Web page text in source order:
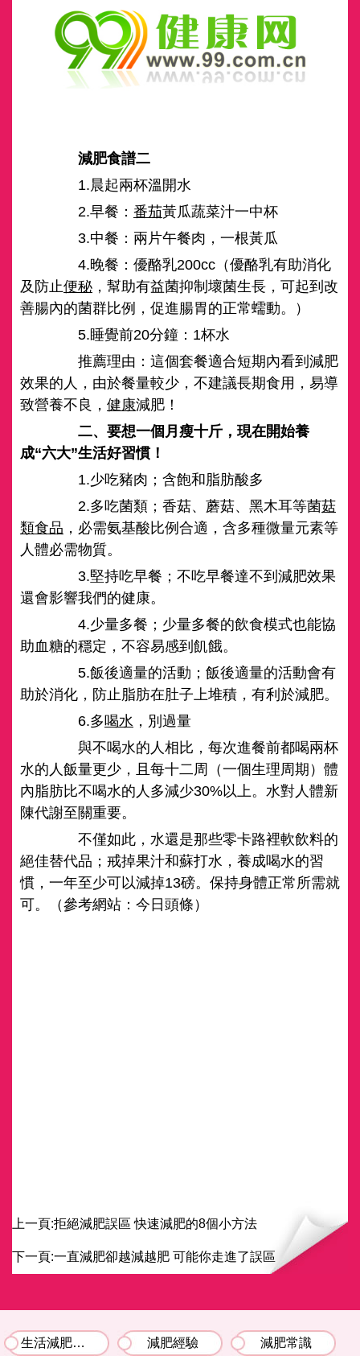
減肥食譜二
1.晨起兩杯溫開水
2.早餐： 番茄黃瓜蔬菜汁一中杯
3.中餐：兩片午餐肉，一根黃瓜
4.晚餐：優酪乳200cc（優酪乳有助消化
及防止便秘 ，幫助有益菌抑制壞菌生長，可起到改
善腸內的菌群比例，促進腸胃的正常蠕動。）
5.睡覺前20分鐘：1杯水
推薦理由：這個套餐適合短期內看到減肥
效果的人，由於餐量較少，不建議長期食用，易導
致營養不良， 健康減肥！
二、要想一個月瘦十斤，現在開始養
成“六大”生活好習慣！
1.少吃豬肉；含飽和脂肪酸多
2.多吃菌類；香菇、蘑菇、黑木耳等菌菇
類食品 ，必需氨基酸比例合適，含多種微量元素等
人體必需物質。
3.堅持吃早餐；不吃早餐達不到減肥效果
還會影響我們的健康。
4.少量多餐；少量多餐的飲食模式也能協
助血糖的穩定，不容易感到飢餓。
5.飯後適量的活動；飯後適量的活動會有
助於消化，防止脂肪在肚子上堆積，有利於減肥。
6.多喝水 ，別過量
與不喝水的人相比，每次進餐前都喝兩杯
水的人飯量更少，且每十二周（一個生理周期）體
內脂肪比不喝水的人多減少30%以上。水對人體新
陳代謝至關重要。
不僅如此，水還是那些零卡路裡軟飲料的
絕佳替代品；戒掉果汁和蘇打水，養成喝水的習
慣，一年至少可以減掉13磅。保持身體正常所需就
可。（參考網站：今日頭條）
上一頁:拒絕減肥誤區 快速減肥的8個小方法
下一頁:一直減肥卻越減越肥 可能你走進了誤區
生活減肥竅門 減肥經驗 減肥常識